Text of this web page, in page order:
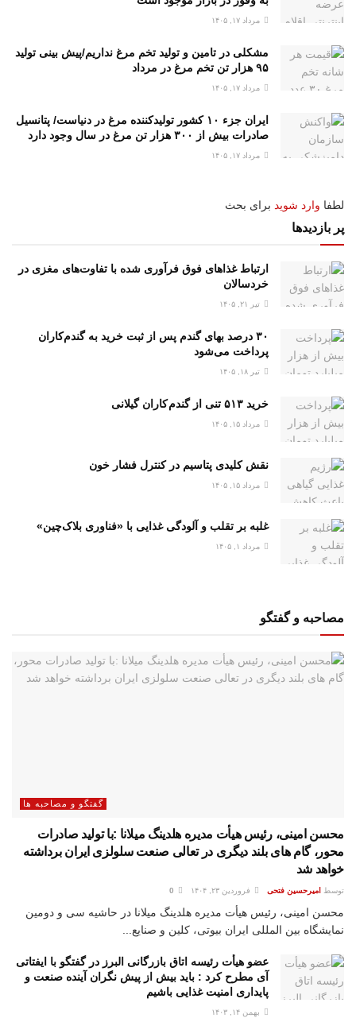
مرداد ۱۷, ۱۴۰۵
مشکلی در تامین و تولید تخم مرغ نداریم/پیش بینی تولید
۹۵ هزار تن تخم مرغ در مرداد
مرداد ۱۷, ۱۴۰۵
ایران جزء ۱۰ کشور تولیدکننده مرغ در دنیاست/ پتانسیل
صادرات بیش از ۳۰۰ هزار تن مرغ در سال وجود دارد
مرداد ۱۷, ۱۴۰۵
لطفا وارد شوید برای بحث
پر بازدیدها
ارتباط غذاهای فوق فرآوری شده با تفاوت‌های مغزی در
خردسالان
تیر ۲۱, ۱۴۰۵
۳۰ درصد بهای گندم پس از ثبت خرید به گندم‌کاران
پرداخت می‌شود
تیر ۱۸, ۱۴۰۵
خرید ۵۱۳ تنی از گندم کاران گیلانی
مرداد ۱۵, ۱۴۰۵
نقش کلیدی پتاسیم در کنترل فشار خون
مرداد ۱۵, ۱۴۰۵
غلبه بر تقلب و آلودگی غذایی با «فناوری بلاک‌چین»
مرداد ۱, ۱۴۰۵
مصاحبه و گفتگو
گفتگو و مصاحبه ها
محسن امینی، رئیس هیأت مدیره هلدینگ میلانا :با تولید صادرات
محور، گام های بلند دیگری در تعالی صنعت سلولزی ایران برداشته
خواهد شد
توسط امیرحسین فتحی فروردین ۲۳, ۱۴۰۴
محسن امینی، رئیس هیأت مدیره هلدینگ میلانا در حاشیه سی و دومین
نمایشگاه بین المللی ایران بیوتی، کلین و صنایع...
عضو هیأت رئیسه اتاق بازرگانی البرز در گفتگو با ایفتاتی
آی مطرح کرد : باید بیش از پیش نگران آینده صنعت و
پایداری امنیت غذایی باشیم
بهمن ۱۴, ۱۴۰۳